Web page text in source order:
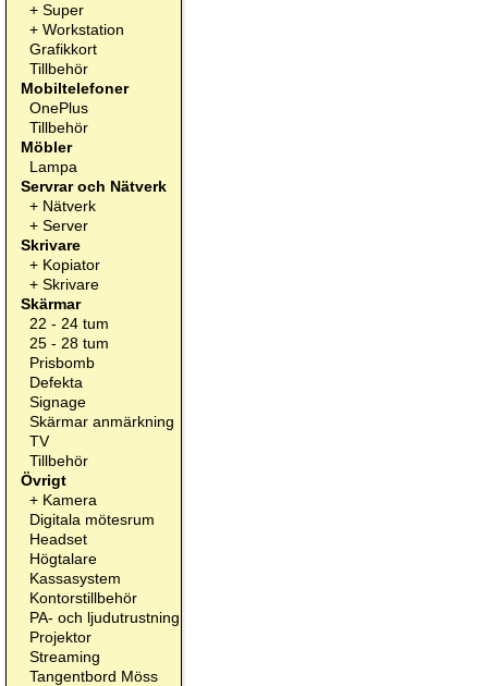
+ Super
+ Workstation
Grafikkort
Tillbehör
Mobiltelefoner
OnePlus
Tillbehör
Möbler
Lampa
Servrar och Nätverk
+ Nätverk
+ Server
Skrivare
+ Kopiator
+ Skrivare
Skärmar
22 - 24 tum
25 - 28 tum
Prisbomb
Defekta
Signage
Skärmar anmärkning
TV
Tillbehör
Övrigt
+ Kamera
Digitala mötesrum
Headset
Högtalare
Kassasystem
Kontorstillbehör
PA- och ljudutrustning
Projektor
Streaming
Tangentbord Möss